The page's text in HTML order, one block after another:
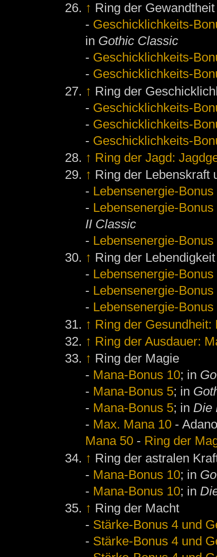
↑ Ring der Gewandtheit
- Geschicklichkeits-
in Gothic Classic
- Geschicklichkeits-
- Geschicklichkeits-
↑ Ring der
- Geschicklichkeits-
- Geschicklichkeits-
- Geschicklichkeits-
↑ Ring der Jagd:
↑ Ring der Lebenskraft
- Lebensenergie-Bonus
- Lebensenergie-Bonus
II Classic
- Lebensenergie-Bonus
↑ Ring der Lebendigkeit
- Lebensenergie-Bonus
- Lebensenergie-Bonus
- Lebensenergie-Bonus
↑ Ring der
↑ Ring der Ausdauer:
↑ Ring der Magie
- Mana-Bonus 10; in
- Mana-Bonus 5; in
- Mana-Bonus 5; in Die
- Max. Mana 10 -
Mana 50 - Ring der
↑ Ring der astralen
- Mana-Bonus 10; in
- Mana-Bonus 10; in
↑ Ring der Macht
- Stärke-Bonus 4 und
- Stärke-Bonus 4 und